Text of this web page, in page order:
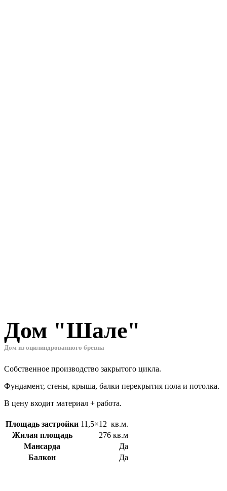
Дом "Шале"
Дом из оцилиндрованного бревна
Собственное производство закрытого цикла.
Фундамент, стены, крыша, балки перекрытия пола и потолка.
В цену входит материал + работа.
Площадь застройки 11,5×12 кв.м.
Жилая площадь
276 кв.м
Мансарда
Да
Балкон
Да